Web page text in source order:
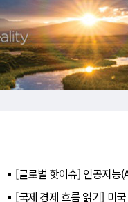
[글로벌 핫이슈] 인공지능
[국제 경제 흐름 읽기] 미